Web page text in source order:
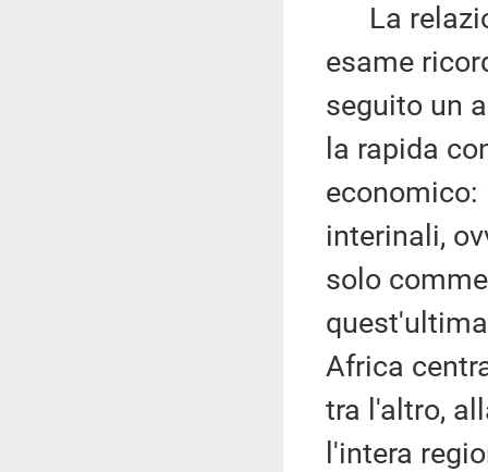
La
esame
seguito un
la rapida
economico:
interinali,
solo
Africa
tra l'altro,
l'intera